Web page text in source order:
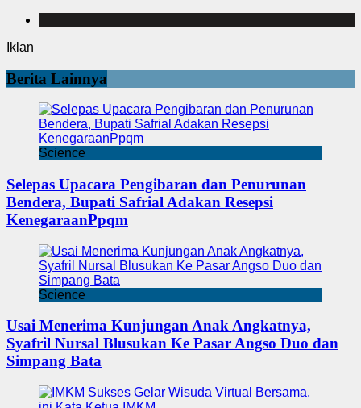
Iklan
Berita Lainnya
Science
Selepas Upacara Pengibaran dan Penurunan
Bendera, Bupati Safrial Adakan Resepsi
KenegaraanPpqm
Science
Usai Menerima Kunjungan Anak Angkatnya,
Syafril Nursal Blusukan Ke Pasar Angso Duo dan
Simpang Bata